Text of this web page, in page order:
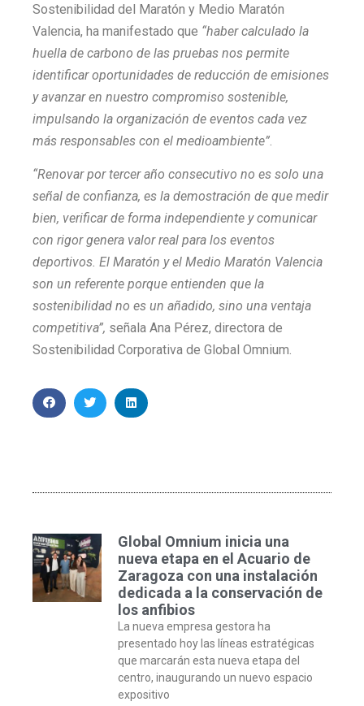
Sostenibilidad del Maratón y Medio Maratón
Valencia, ha manifestado que “haber calculado la
huella de carbono de las pruebas nos permite
identificar oportunidades de reducción de emisiones
y avanzar en nuestro compromiso sostenible,
impulsando la organización de eventos cada vez
más responsables con el medioambiente”
“Renovar por tercer año consecutivo no es solo una
señal de confianza, es la demostración de que medir
bien, verificar de forma independiente y comunicar
con rigor genera valor real para los eventos
deportivos. El Maratón y el Medio Maratón Valencia
son un referente porque entienden que la
sostenibilidad no es un añadido, sino una ventaja
competitiva”, señala Ana Pérez, directora de
Sostenibilidad Corporativa de Global Omnium.
Global Omnium inicia una
nueva etapa en el Acuario de
Zaragoza con una instalación
dedicada a la conservación de
los anfibios
La nueva empresa gestora ha
presentado hoy las líneas estratégicas
que marcarán esta nueva etapa del
centro, inaugurando un nuevo espacio
expositivo